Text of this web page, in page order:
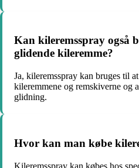
Kan kileremsspray også
glidende kileremme?
Ja, kileremsspray kan bruges til
kileremmene og remskiverne og
glidning.
Hvor kan man købe
Kileremsspray kan købes hos